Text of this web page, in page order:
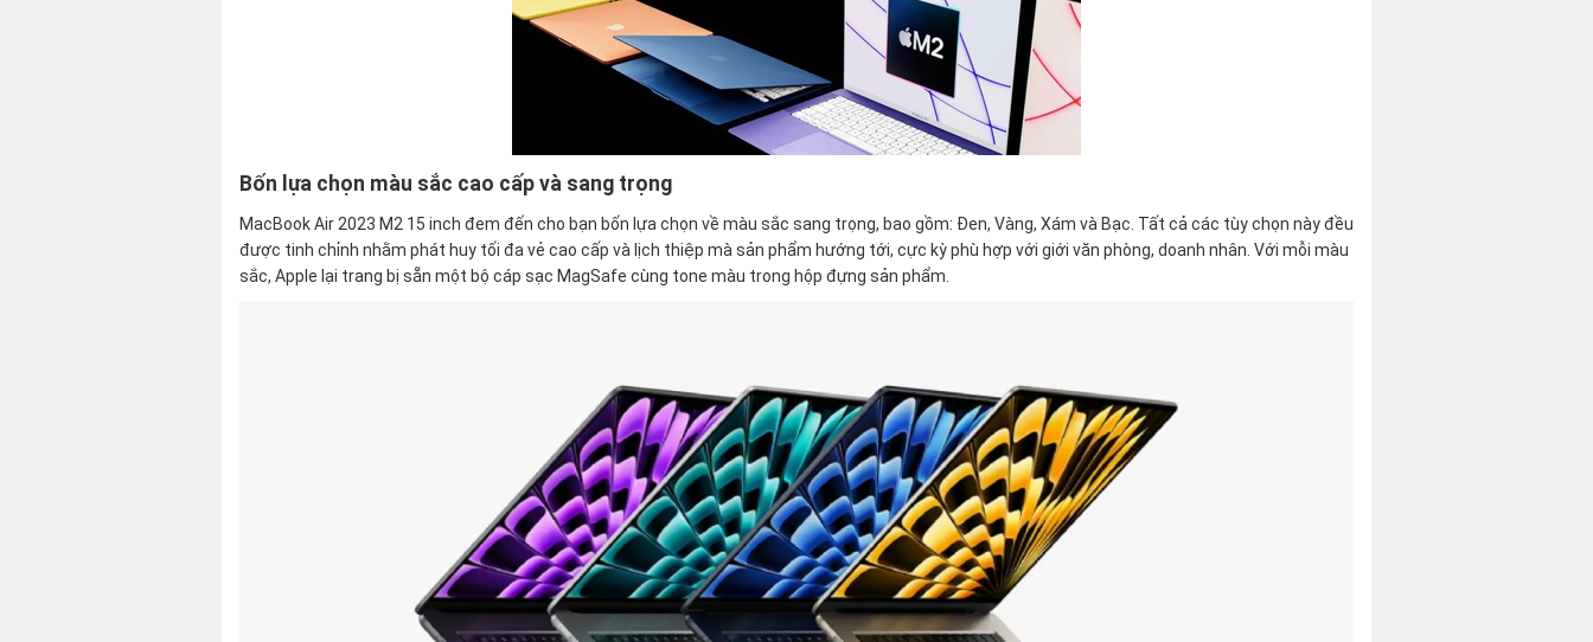
Bốn lựa chọn màu sắc cao cấp và sang trọng
MacBook Air 2023 M2 15 inch đem đến cho bạn bốn lựa chọn về màu sắc sang trọng, bao gồm: Đen, Vàng, Xám và Bạc. Tất cả các tùy chọn này đều
được tinh chỉnh nhằm phát huy tối đa vẻ cao cấp và lịch thiệp mà sản phẩm hướng tới, cực kỳ phù hợp với giới văn phòng, doanh nhân. Với mỗi màu
sắc, Apple lại trang bị sẵn một bộ cáp sạc MagSafe cùng tone màu trong hộp đựng sản phẩm.